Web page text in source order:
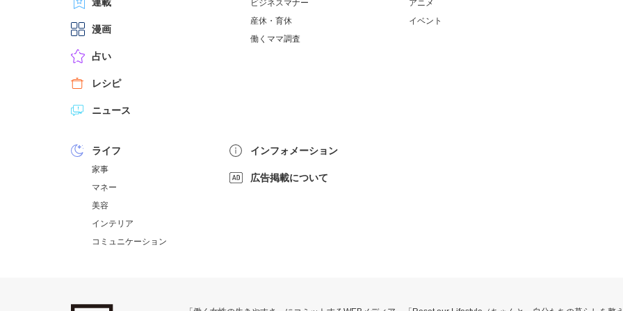
漫画
占い
レシピ
ニュース
ビジネスマナー
産休・育休
働くママ調査
アニメ
イベント
ライフ
家事
マネー
美容
インテリア
コミュニケーション
インフォメーション
広告掲載について